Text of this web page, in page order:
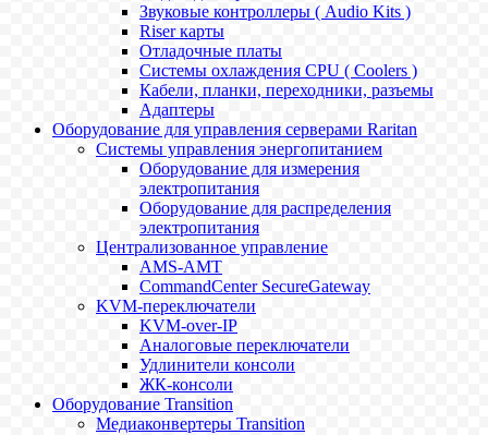
Звуковые контроллеры ( Audio Kits )
Riser карты
Отладочные платы
Системы охлаждения CPU ( Coolers )
Кабели, планки, переходники, разъемы
Адаптеры
Оборудование для управления серверами Raritan
Системы управления энергопитанием
Оборудование для измерения
электропитания
Оборудование для распределения
электропитания
Централизованное управление
AMS-AMT
CommandCenter SecureGateway
KVM-переключатели
KVM-over-IP
Аналоговые переключатели
Удлинители консоли
ЖК-консоли
Оборудование Transition
Медиаконвертеры Transition